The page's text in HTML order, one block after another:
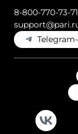
8-800-770-73-71